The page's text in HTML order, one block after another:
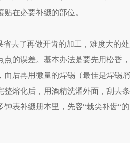
在必要补缀的部位。
去了再做开齿的加工，难度大的
的误差。基本办法是要先用松香
后再用微量的焊锡（最佳是焊锡
熔化后，用酒精洗濯外面，刮去
表补缀册本里，先容“栽尖补齿“